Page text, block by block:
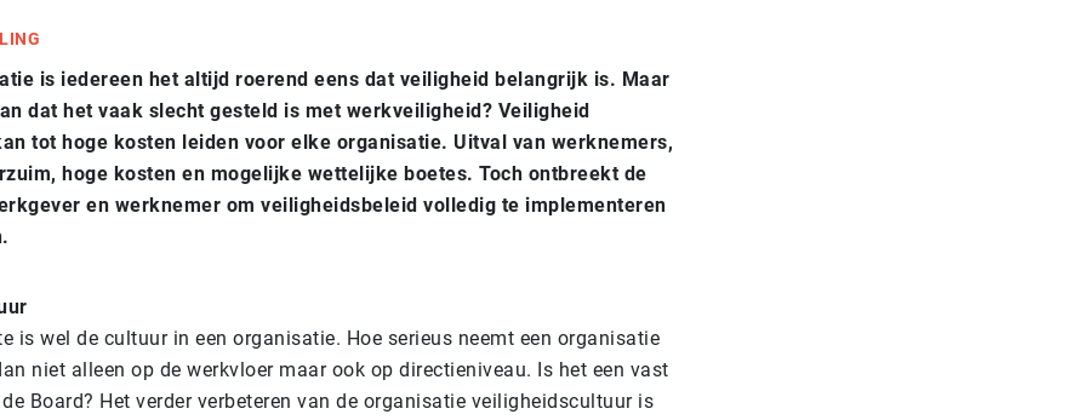
is iedereen het altijd roerend eens dat veiligheid belangrijk is. Maar
dat het vaak slecht gesteld is met werkveiligheid? Veiligheid
tot hoge kosten leiden voor elke organisatie. Uitval van werknemers,
hoge kosten en mogelijke wettelijke boetes. Toch ontbreekt de
en werknemer om veiligheidsbeleid volledig te implementeren
is wel de cultuur in een organisatie. Hoe serieus neemt een organisatie
niet alleen op de werkvloer maar ook op directieniveau. Is het een vast
Board? Het verder verbeteren van de organisatie veiligheidscultuur is